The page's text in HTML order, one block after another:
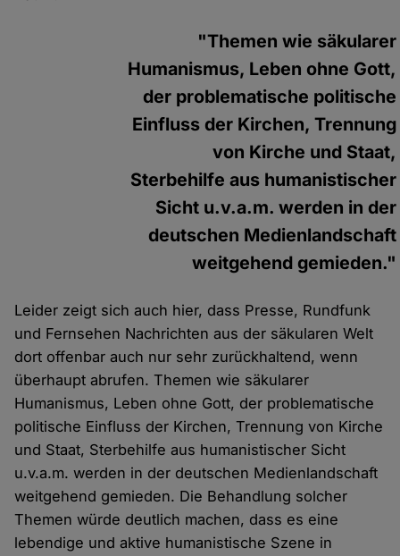
"Themen wie säkularer
Humanismus, Leben ohne Gott,
der problematische politische
Einfluss der Kirchen, Trennung
von Kirche und Staat,
Sterbehilfe aus humanistischer
Sicht u.v.a.m. werden in der
deutschen Medienlandschaft
weitgehend gemieden."
Leider zeigt sich auch hier, dass Presse, Rundfunk
und Fernsehen Nachrichten aus der säkularen Welt
dort offenbar auch nur sehr zurückhaltend, wenn
überhaupt abrufen. Themen wie säkularer
Humanismus, Leben ohne Gott, der problematische
politische Einfluss der Kirchen, Trennung von Kirche
und Staat, Sterbehilfe aus humanistischer Sicht
u.v.a.m. werden in der deutschen Medienlandschaft
weitgehend gemieden. Die Behandlung solcher
Themen würde deutlich machen, dass es eine
lebendige und aktive humanistische Szene in